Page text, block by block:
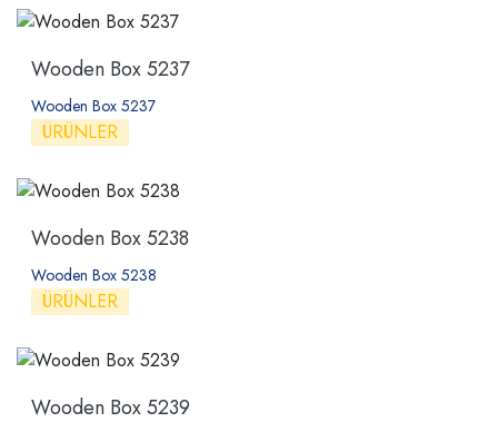
Wooden Box 5237
Wooden Box 5237
ÜRÜNLER
Wooden Box 5238
Wooden Box 5238
ÜRÜNLER
Wooden Box 5239